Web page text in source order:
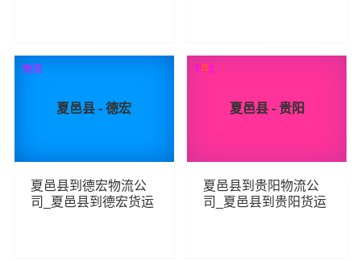
82 查看详细 77 查看详细
夏邑县 - 德宏
夏邑县到德宏物流公
司_夏邑县到德宏货运
物流
夏邑县 - 贵阳
夏邑县到贵阳物流公
司_夏邑县到贵阳货运
物流
荐